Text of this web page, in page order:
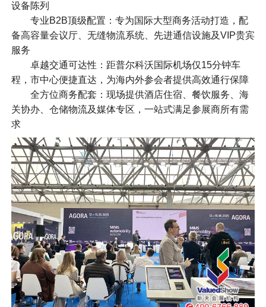
设备陈列
专业B2B顶级配置：专为国际大型商务活动打造，配
备高容量会议厅、无缝物流系统、先进通信设施及VIP贵宾
服务
卓越交通可达性：距普尔科沃国际机场仅15分钟车
程，市中心便捷直达，为海内外参会者提供高效通行保障
全方位商务配套：现场提供酒店住宿、餐饮服务、海
关协办、仓储物流及媒体专区，一站式满足参展商所有需
求